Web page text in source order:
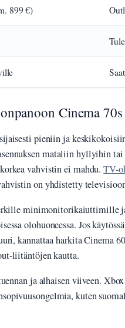
899 €)
Cinema
pieniin ja
mataliin hyllyihin
vahvistin ei mahdu.TV-
on yhdistetty
minimonitorikaiuttimille
olohuoneessa. Jos
kannattaa harkita Cinema
liitäntöjen kautta.
ja alhaisen viiveen.
kuten